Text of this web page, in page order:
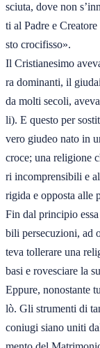
sciuta, dove non
ti al Padre e
sto crocifisso».
Il Cristianesimo
ra dominanti, il
da molti secoli,
li). E questo per
vero giudeo nato in
croce; una religione
ri incomprensibili e
rigida e opposta alle
Fin dal principio
bili persecuzioni, ad
teva tollerare una
basi e rovesciare la
Eppure, nonostante
lò. Gli strumenti di
coniugi siano uniti